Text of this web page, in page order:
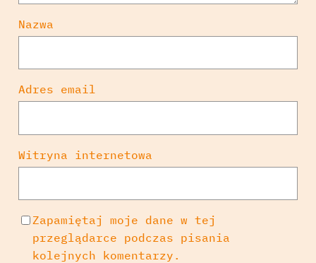
Nazwa
Adres email
Witryna internetowa
Zapamiętaj moje dane w tej
przeglądarce podczas pisania
kolejnych komentarzy.